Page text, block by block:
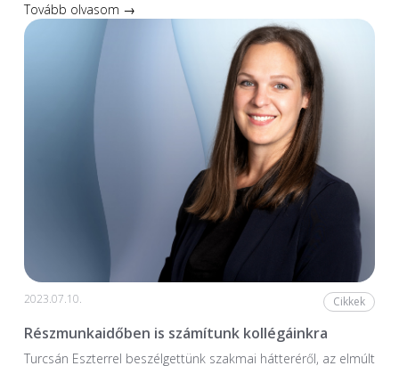
Tovább olvasom →
2023.07.10. Cikkek
Részmunkaidőben is számítunk kollégáinkra
Turcsán Eszterrel beszélgettünk szakmai hátteréről, az elmúlt